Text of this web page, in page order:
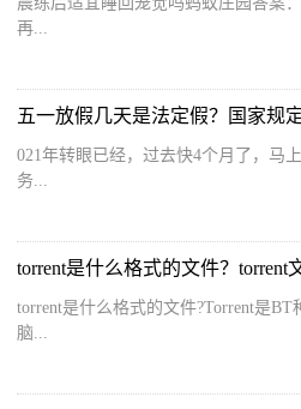
再...
五一放假几天是法定假？国家规
021年转眼已经，过去快4个月了，马
务...
torrent是什么格式的文件？torrent
torrent是什么格式的文件?Torrent是
脑...